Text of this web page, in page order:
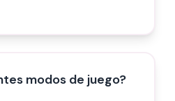
modos de juego?